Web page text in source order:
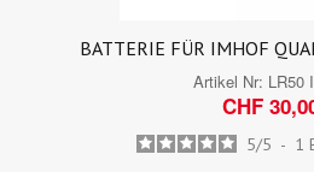
BATTERIE FÜR IMHOF
Artikel Nr: LR50
CHF
5/5 - 1